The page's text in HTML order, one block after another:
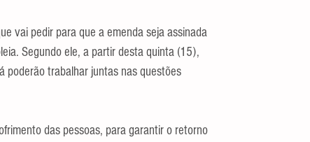
vai pedir para que a emenda seja assinada
Segundo ele, a partir desta quinta (15),
poderão trabalhar juntas nas questões
das pessoas, para garantir o retorno